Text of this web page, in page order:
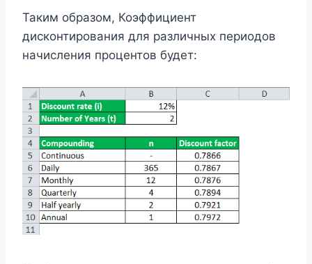
Таким образом, Коэффициент
дисконтирования для различных периодов
начисления процентов будет: